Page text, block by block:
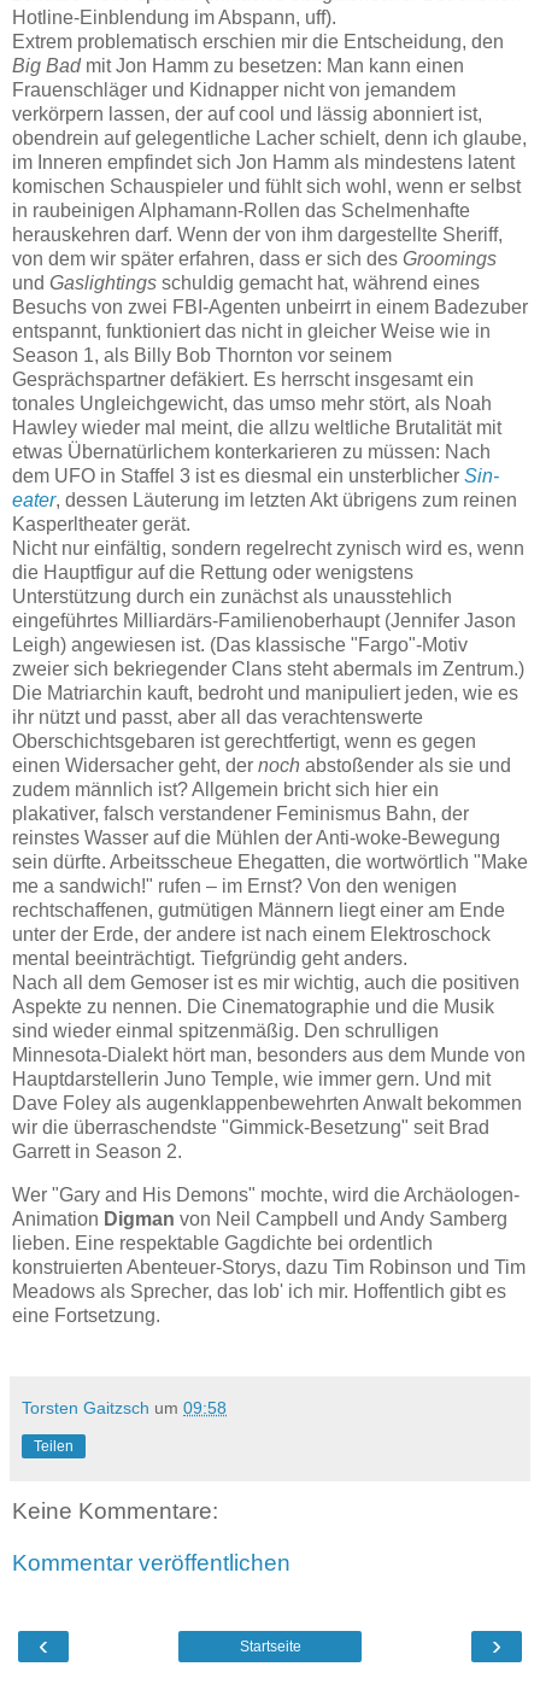
Hotline-Einblendung im Abspann, uff).
Extrem problematisch erschien mir die Entscheidung, den
Big Badmit Jon Hamm zu besetzen: Man kann einen
Frauenschläger und Kidnapper nicht von jemandem
verkörpern lassen, der auf cool und lässig abonniert ist,
obendrein auf gelegentliche Lacher schielt, denn ich glaube,
im Inneren empfindet sich Jon Hamm als mindestens latent
komischen Schauspieler und fühlt sich wohl, wenn er selbst
in raubeinigen Alphamann-Rollen das Schelmenhafte
herauskehren darf. Wenn der von ihm dargestellte Sheriff,
von dem wir später erfahren, dass er sich des Groomings
und Gaslightings schuldig gemacht hat, während eines
Besuchs von zwei FBI-Agenten unbeirrt in einem Badezuber
entspannt, funktioniert das nicht in gleicher Weise wie in
Season 1, als Billy Bob Thornton vor seinem
Gesprächspartner defäkiert. Es herrscht insgesamt ein
tonales Ungleichgewicht, das umso mehr stört, als Noah
Hawley wieder mal meint, die allzu weltliche Brutalität mit
etwas Übernatürlichem konterkarieren zu müssen: Nach
dem UFO in Staffel 3 ist es diesmal ein unsterblicher Sin-
eater, dessen Läuterung im letzten Akt übrigens zum reinen
Kasperltheater gerät.
Nicht nur einfältig, sondern regelrecht zynisch wird es, wenn
die Hauptfigur auf die Rettung oder wenigstens
Unterstützung durch ein zunächst als unausstehlich
eingeführtes Milliardärs-Familienoberhaupt (Jennifer Jason
Leigh) angewiesen ist. (Das klassische "Fargo"-Motiv
zweier sich bekriegender Clans steht abermals im Zentrum.)
Die Matriarchin kauft, bedroht und manipuliert jeden, wie es
ihr nützt und passt, aber all das verachtenswerte
Oberschichtsgebaren ist gerechtfertigt, wenn es gegen
einen Widersacher geht, der noch abstoßender als sie und
zudem männlich ist? Allgemein bricht sich hier ein
plakativer, falsch verstandener Feminismus Bahn, der
reinstes Wasser auf die Mühlen der Anti-woke-Bewegung
sein dürfte. Arbeitsscheue Ehegatten, die wortwörtlich "Make
me a sandwich!" rufen – im Ernst? Von den wenigen
rechtschaffenen, gutmütigen Männern liegt einer am Ende
unter der Erde, der andere ist nach einem Elektroschock
mental beeinträchtigt. Tiefgründig geht anders.
Nach all dem Gemoser ist es mir wichtig, auch die positiven
Aspekte zu nennen. Die Cinematographie und die Musik
sind wieder einmal spitzenmäßig. Den schrulligen
Minnesota-Dialekt hört man, besonders aus dem Munde von
Hauptdarstellerin Juno Temple, wie immer gern. Und mit
Dave Foley als augenklappenbewehrten Anwalt bekommen
wir die überraschendste "Gimmick-Besetzung" seit Brad
Garrett in Season 2.
Wer "Gary and His Demons" mochte, wird die Archäologen-
Animation Digman von Neil Campbell und Andy Samberg
lieben. Eine respektable Gagdichte bei ordentlich
konstruierten Abenteuer-Storys, dazu Tim Robinson und Tim
Meadows als Sprecher, das lob' ich mir. Hoffentlich gibt es
eine Fortsetzung.
Torsten Gaitzsch um 09:58
Teilen
Keine Kommentare:
Kommentar veröffentlichen
‹ ›
Startseite